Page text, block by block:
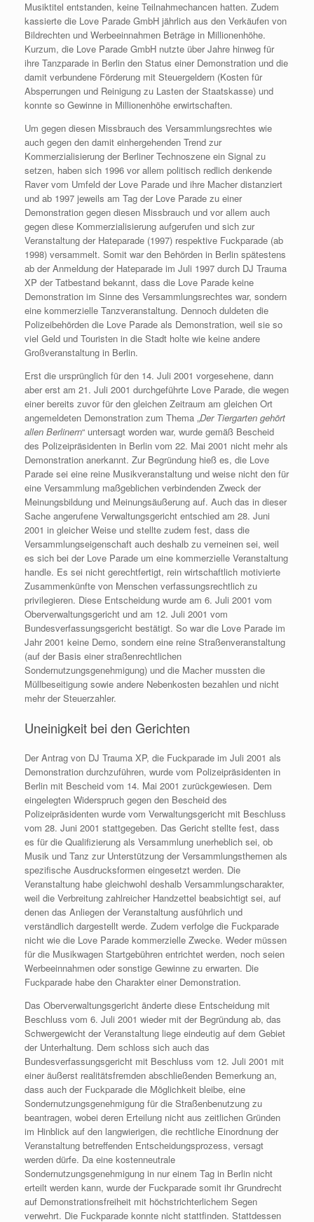
Musiktitel entstanden, keine Teilnahmechancen hatten. Zudem
kassierte die Love Parade GmbH jährlich aus den Verkäufen von
Bildrechten und Werbeeinnahmen Beträge in Millionenhöhe.
Kurzum, die Love Parade GmbH nutzte über Jahre hinweg für
ihre Tanzparade in Berlin den Status einer Demonstration und die
damit verbundene Förderung mit Steuergeldern (Kosten für
Absperrungen und Reinigung zu Lasten der Staatskasse) und
konnte so Gewinne in Millionenhöhe erwirtschaften.
Um gegen diesen Missbrauch des Versammlungsrechtes wie
auch gegen den damit einhergehenden Trend zur
Kommerzialisierung der Berliner Technoszene ein Signal zu
setzen, haben sich 1996 vor allem politisch redlich denkende
Raver vom Umfeld der Love Parade und ihre Macher distanziert
und ab 1997 jeweils am Tag der Love Parade zu einer
Demonstration gegen diesen Missbrauch und vor allem auch
gegen diese Kommerzialisierung aufgerufen und sich zur
Veranstaltung der Hateparade (1997) respektive Fuckparade (ab
1998) versammelt. Somit war den Behörden in Berlin spätestens
ab der Anmeldung der Hateparade im Juli 1997 durch DJ Trauma
XP der Tatbestand bekannt, dass die Love Parade keine
Demonstration im Sinne des Versammlungsrechtes war, sondern
eine kommerzielle Tanzveranstaltung. Dennoch duldeten die
Polizeibehörden die Love Parade als Demonstration, weil sie so
viel Geld und Touristen in die Stadt holte wie keine andere
Großveranstaltung in Berlin.
Erst die ursprünglich für den 14. Juli 2001 vorgesehene, dann
aber erst am 21. Juli 2001 durchgeführte Love Parade, die wegen
einer bereits zuvor für den gleichen Zeitraum am gleichen Ort
angemeldeten Demonstration zum Thema „Der Tiergarten gehört
allen Berlinern“ untersagt worden war, wurde gemäß Bescheid
des Polizeipräsidenten in Berlin vom 22. Mai 2001 nicht mehr als
Demonstration anerkannt. Zur Begründung hieß es, die Love
Parade sei eine reine Musikveranstaltung und weise nicht den für
eine Versammlung maßgeblichen verbindenden Zweck der
Meinungsbildung und Meinungsäußerung auf. Auch das in dieser
Sache angerufene Verwaltungsgericht entschied am 28. Juni
2001 in gleicher Weise und stellte zudem fest, dass die
Versammlungseigenschaft auch deshalb zu verneinen sei, weil
es sich bei der Love Parade um eine kommerzielle Veranstaltung
handle. Es sei nicht gerechtfertigt, rein wirtschaftlich motivierte
Zusammenkünfte von Menschen verfassungsrechtlich zu
privilegieren. Diese Entscheidung wurde am 6. Juli 2001 vom
Oberverwaltungsgericht und am 12. Juli 2001 vom
Bundesverfassungsgericht bestätigt. So war die Love Parade im
Jahr 2001 keine Demo, sondern eine reine Straßenveranstaltung
(auf der Basis einer straßenrechtlichen
Sondernutzungsgenehmigung) und die Macher mussten die
Müllbeseitigung sowie andere Nebenkosten bezahlen und nicht
mehr der Steuerzahler.
Uneinigkeit bei den Gerichten
Der Antrag von DJ Trauma XP, die Fuckparade im Juli 2001 als
Demonstration durchzuführen, wurde vom Polizeipräsidenten in
Berlin mit Bescheid vom 14. Mai 2001 zurückgewiesen. Dem
eingelegten Widerspruch gegen den Bescheid des
Polizeipräsidenten wurde vom Verwaltungsgericht mit Beschluss
vom 28. Juni 2001 stattgegeben. Das Gericht stellte fest, dass
es für die Qualifizierung als Versammlung unerheblich sei, ob
Musik und Tanz zur Unterstützung der Versammlungsthemen als
spezifische Ausdrucksformen eingesetzt werden. Die
Veranstaltung habe gleichwohl deshalb Versammlungscharakter,
weil die Verbreitung zahlreicher Handzettel beabsichtigt sei, auf
denen das Anliegen der Veranstaltung ausführlich und
verständlich dargestellt werde. Zudem verfolge die Fuckparade
nicht wie die Love Parade kommerzielle Zwecke. Weder müssen
für die Musikwagen Startgebühren entrichtet werden, noch seien
Werbeeinnahmen oder sonstige Gewinne zu erwarten. Die
Fuckparade habe den Charakter einer Demonstration.
Das Oberverwaltungsgericht änderte diese Entscheidung mit
Beschluss vom 6. Juli 2001 wieder mit der Begründung ab, das
Schwergewicht der Veranstaltung liege eindeutig auf dem Gebiet
der Unterhaltung. Dem schloss sich auch das
Bundesverfassungsgericht mit Beschluss vom 12. Juli 2001 mit
einer äußerst realitätsfremden abschließenden Bemerkung an,
dass auch der Fuckparade die Möglichkeit bleibe, eine
Sondernutzungsgenehmigung für die Straßenbenutzung zu
beantragen, wobei deren Erteilung nicht aus zeitlichen Gründen
im Hinblick auf den langwierigen, die rechtliche Einordnung der
Veranstaltung betreffenden Entscheidungsprozess, versagt
werden dürfe. Da eine kostenneutrale
Sondernutzungsgenehmigung in nur einem Tag in Berlin nicht
erteilt werden kann, wurde der Fuckparade somit ihr Grundrecht
auf Demonstrationsfreiheit mit höchstrichterlichem Segen
verwehrt. Die Fuckparade konnte nicht stattfinden. Stattdessen